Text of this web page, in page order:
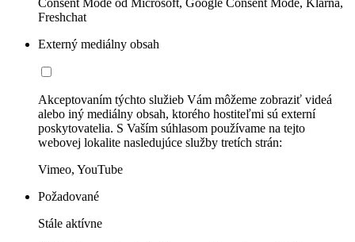
Freshchat
Externý mediálny obsah
Akceptovaním týchto služieb Vám môžeme zobraziť videá
alebo iný mediálny obsah, ktorého hostiteľmi sú externí
poskytovatelia. S Vaším súhlasom používame na tejto
webovej lokalite nasledujúce služby tretích strán:
Vimeo, YouTube
Požadované
Stále aktívne